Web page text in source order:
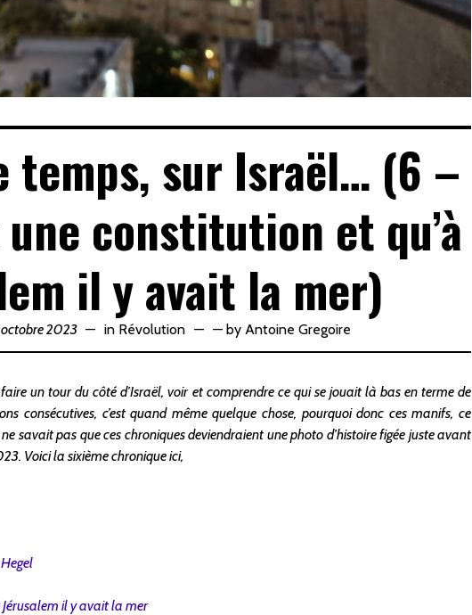
temps, sur Israël… (6 –
constitution et qu’à
il y avait la mer)
2023 in Révolution —by Antoine Gregoire
un tour du côté d’Israël, voir et comprendre ce qui se jouait là bas en terme de
consécutives, c’est quand même quelque chose, pourquoi donc ces manifs, ce
savait pas que ces chroniques deviendraient une photo d’histoire figée juste avant
Voici la sixième chronique ici,
il y avait la mer